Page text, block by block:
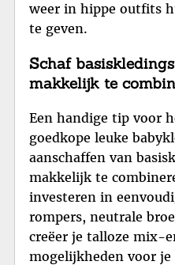
weer in hippe outfits
te geven.
Schaf
makkelijk te
Een handige tip voor
goedkope leuke
aanschaffen van
makkelijk te
investeren in
rompers, neutrale
creëer je talloze mix-
mogelijkheden voor je